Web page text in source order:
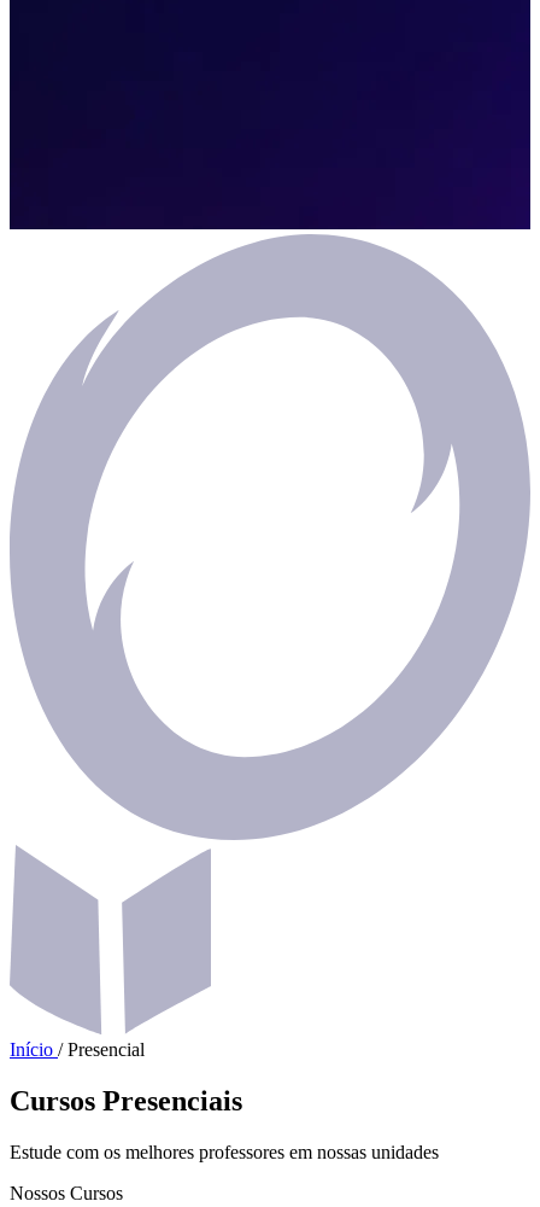
Início / Presencial
Cursos Presenciais
Estude com os melhores professores em nossas unidades
Nossos Cursos